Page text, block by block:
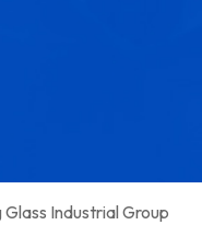
Industrial Group